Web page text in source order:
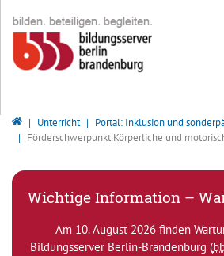
Bildungsserver Berlin - Brandenburg
Unterricht
Portal: Inklusion und
Förderschwerpunkt Körperliche und
Wichtige Information –
Am 10. August 2026 finden
Bildungsserver Berlin-Brandenburg (